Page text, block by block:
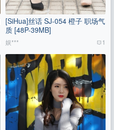
[SiHua]丝话 SJ-054 橙子 职场气
质 [48P-39MB]
娱*** 1